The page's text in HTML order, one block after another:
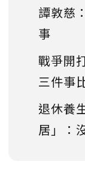
譚敦慈
事
戰爭開
三件事
退休養
居」：